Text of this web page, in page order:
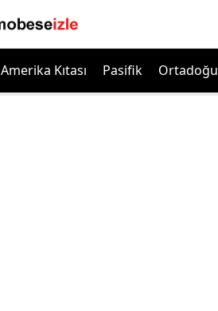
Amerika Kıtası Pasifik Ortadoğu